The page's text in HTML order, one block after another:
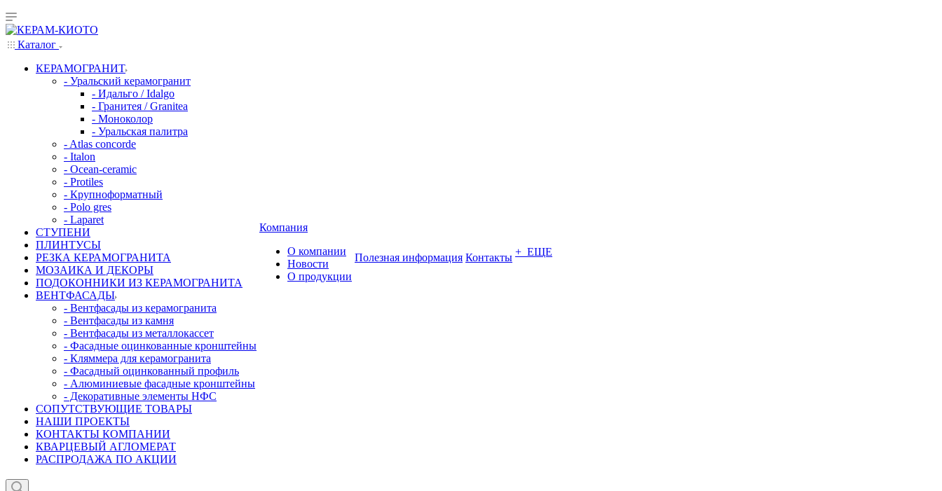
Каталог
КЕРАМОГРАНИТ
- Уральский керамогранит
- Идальго / Idalgo
- Гранитея / Granitea
- Моноколор
- Уральская палитра
- Atlas concorde
- Italon
- Ocean-ceramic
- Protiles
- Крупноформатный
- Polo gres
- Laparet
СТУПЕНИ
ПЛИНТУСЫ
РЕЗКА КЕРАМОГРАНИТА
МОЗАИКА И ДЕКОРЫ
ПОДОКОННИКИ ИЗ КЕРАМОГРАНИТА
ВЕНТФАСАДЫ
- Вентфасады из керамогранита
- Вентфасады из камня
- Вентфасады из металлокассет
- Фасадные оцинкованные кронштейны
- Кляммера для керамогранита
- Фасадный оцинкованный профиль
- Алюминиевые фасадные кронштейны
- Декоративные элементы НФС
СОПУТСТВУЮЩИЕ ТОВАРЫ
НАШИ ПРОЕКТЫ
КОНТАКТЫ КОМПАНИИ
КВАРЦЕВЫЙ АГЛОМЕРАТ
РАСПРОДАЖА ПО АКЦИИ
Компания
О компании
Новости
О продукции
Полезная информация Контакты + ЕЩЕ